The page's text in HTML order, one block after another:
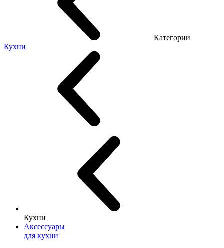
Категории
Кухни
Кухни
Аксессуары
для кухни